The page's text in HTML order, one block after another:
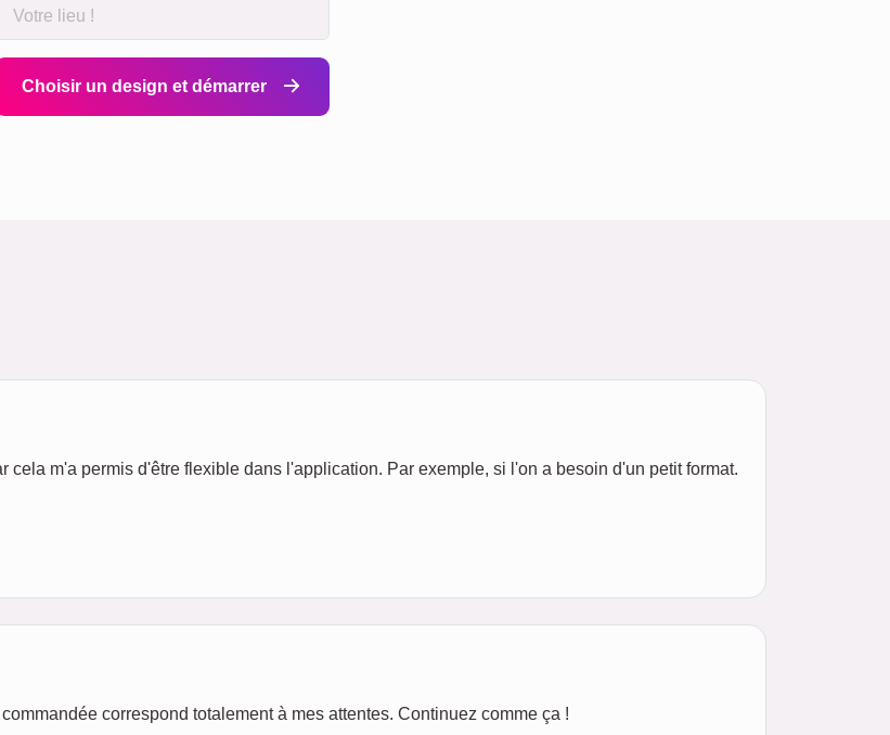
Choisir un design et démarrer
m'a permis d'être flexible dans l'application. Par exemple, si l'on a besoin d'un petit format.
correspond totalement à mes attentes. Continuez comme ça !